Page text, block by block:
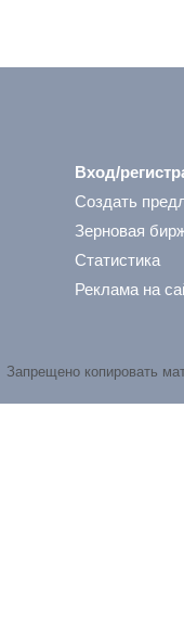
Вход/
Создать
Зерновая
Статистика
Реклама на
Запрещено копировать